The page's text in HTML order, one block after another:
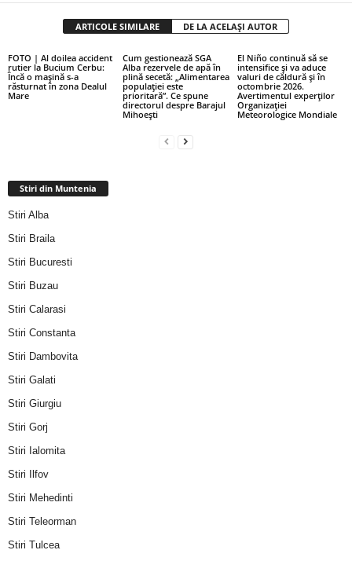
ARTICOLE SIMILARE DE LA ACELAȘI AUTOR
FOTO | Al doilea accident
rutier la Bucium Cerbu:
Încă o mașină s-a
răsturnat în zona Dealul
Mare
Cum gestionează SGA
Alba rezervele de apă în
plină secetă: „Alimentarea
populației este
prioritară”. Ce spune
directorul despre Barajul
Mihoești
El Niño continuă să se
intensifice și va aduce
valuri de căldură și în
octombrie 2026.
Avertimentul experților
Organizației
Meteorologice Mondiale
Stiri din Muntenia
Stiri Alba
Stiri Braila
Stiri Bucuresti
Stiri Buzau
Stiri Calarasi
Stiri Constanta
Stiri Dambovita
Stiri Galati
Stiri Giurgiu
Stiri Gorj
Stiri Ialomita
Stiri Ilfov
Stiri Mehedinti
Stiri Teleorman
Stiri Tulcea